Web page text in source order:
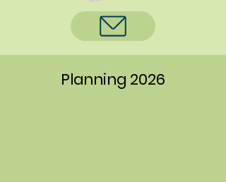
Planning 2026